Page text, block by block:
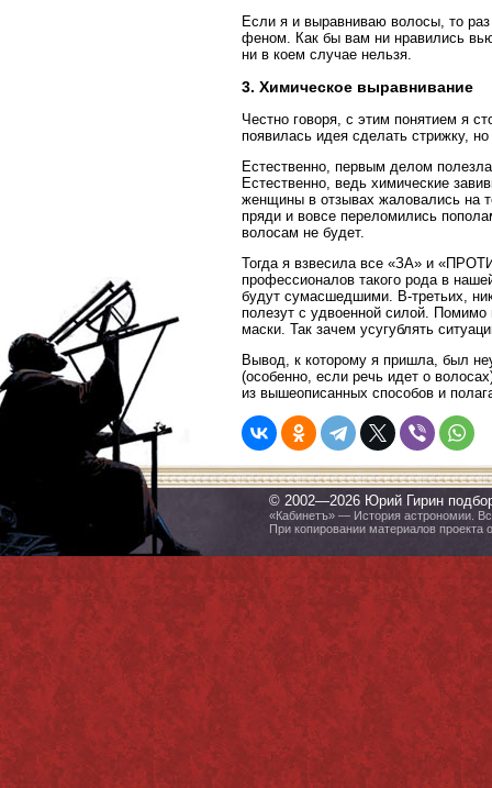
Если я и выравниваю волосы, то
феном. Как бы вам ни нравились
ни в коем случае нельзя.
3. Химическое выравнивание
Честно говоря, с этим понятием я
появилась идея сделать стрижку,
Естественно, первым делом
Естественно, ведь химические
женщины в отзывах жаловались на
пряди и вовсе переломились
волосам не будет.
Тогда я взвесила все «ЗА» и
профессионалов такого рода в
будут сумасшедшими. В-третьих,
полезут с удвоенной силой.
маски. Так зачем усугублять
Вывод, к которому я пришла, был
(особенно, если речь идет о
из вышеописанных способов и
© 2002—2026 Юрий Гирин
«Кабинетъ» — История астрономии.
При копировании материалов проекта